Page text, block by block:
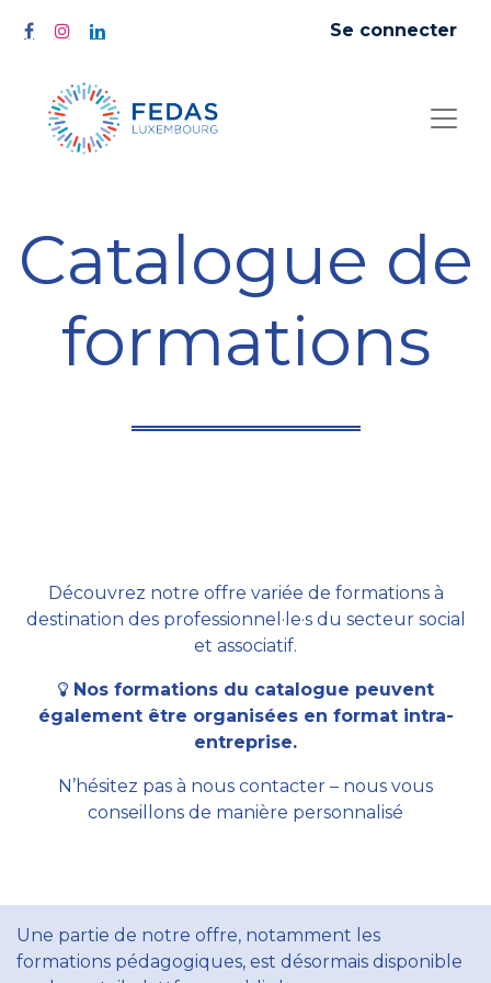
Se connecter
Catalogue de
formations
Découvrez notre offre variée de formations à
destination des professionnel·le·s du secteur social
et associatif.
Nos formations du catalogue peuvent
également être organisées en format intra-
entreprise.
N’hésitez pas à nous contacter – nous vous
conseillons de manière personnalisé
Une partie de notre offre, notamment les
formations pédagogiques, est désormais disponible